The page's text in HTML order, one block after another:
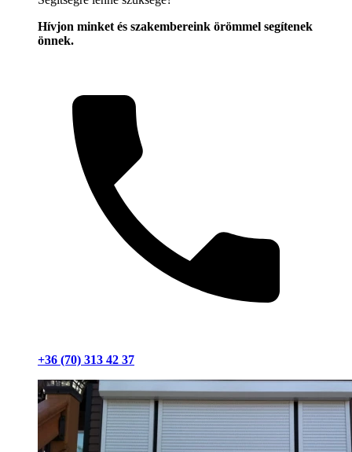
Hívjon minket és szakembereink örömmel segítenek
önnek.
+36 (70) 313 42 37